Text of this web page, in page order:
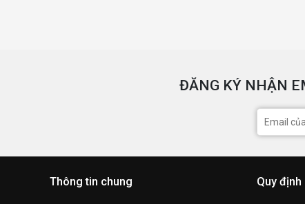
ĐĂNG KÝ NHẬN
Thông tin chung Quy